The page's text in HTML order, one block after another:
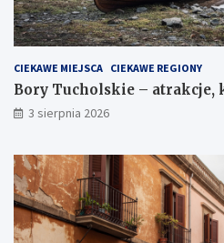
CIEKAWE MIEJSCA CIEKAWE REGIONY
Bory Tucholskie – atrakcje,
3 sierpnia 2026